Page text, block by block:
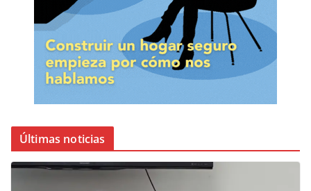
Últimas noticias